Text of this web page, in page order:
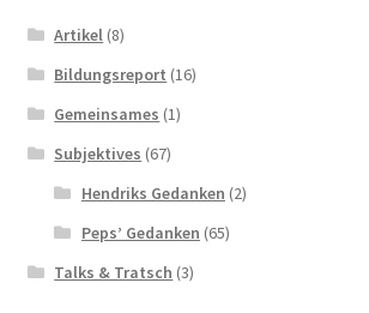
Artikel (8)
Bildungsreport (16)
Gemeinsames (1)
Subjektives (67)
Hendriks Gedanken (2)
Peps’ Gedanken (65)
Talks & Tratsch (3)